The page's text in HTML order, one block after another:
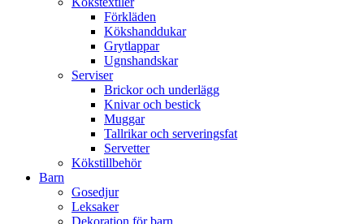
Förkläden
Kökshanddukar
Grytlappar
Ugnshandskar
Serviser
Brickor och underlägg
Knivar och bestick
Muggar
Tallrikar och serveringsfat
Servetter
Kökstillbehör
Barn
Gosedjur
Leksaker
Dekoration för barn